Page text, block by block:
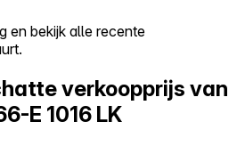
en bekijk alle recente
verkoopprijs van
E 1016 LK